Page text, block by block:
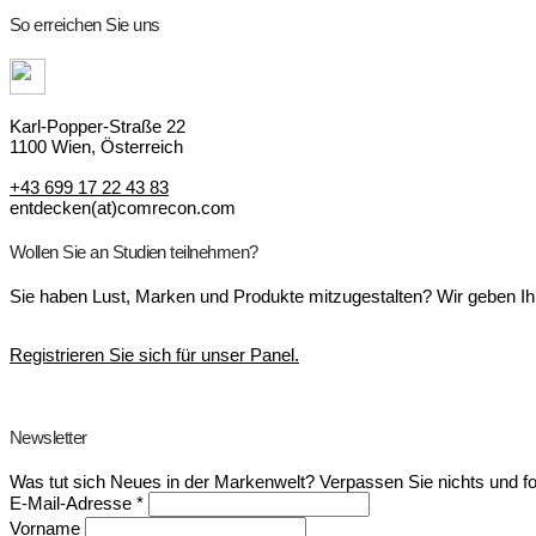
So erreichen Sie uns
Karl-Popper-Straße 22
1100 Wien, Österreich
+43 699 17 22 43 83
entdecken(at)comrecon.com
Wollen Sie an Studien teilnehmen?
Sie haben Lust, Marken und Produkte mitzugestalten? Wir geben
Registrieren Sie sich für unser Panel.
Newsletter
Was tut sich Neues in der Markenwelt? Verpassen Sie nichts und
E-Mail-Adresse *
Vorname